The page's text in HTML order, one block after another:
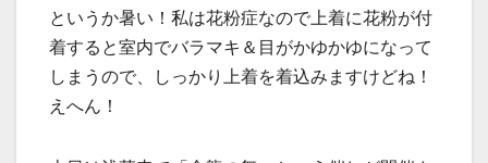
というか暑い！私は花粉症なので上着に花粉が付
着すると室内でバラマキ＆目がかゆかゆになって
しまうので、しっかり上着を着込みますけどね！
えへん！